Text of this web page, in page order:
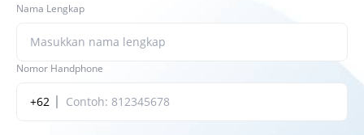
Nama Lengkap
Nomor Handphone
+62